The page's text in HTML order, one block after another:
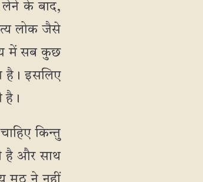
लेने के बाद,
लोक जैसे
में सब कुछ
है। इसलिए
है।
किन्तु
है और साथ